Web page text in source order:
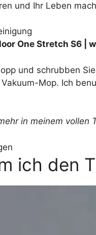
und Ihr Leben
One Stretch S6 |
und schrubben
Mop. Ich
in meinem vollen
ich den